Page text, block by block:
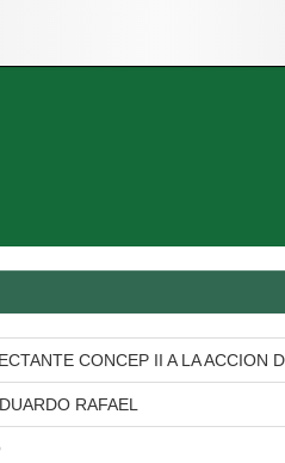
CONCEP II A LA ACCION
RAFAEL